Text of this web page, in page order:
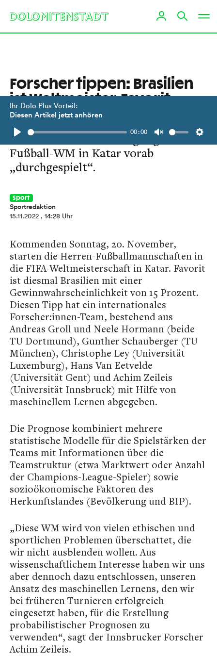
Ihr Dolo Plus Vorteil:
Diesen Artikel jetzt anhören
Play
00:00
Unmute
Forscher tippen: Brasilien
ist Weltmeister-Favorit
Ein internationales Forscherteam
mit Innsbrucker Beteiligung hat die
Fußball-WM in Katar vorab
„durchgespielt“.
Sport
Sportredaktion
15.11.2022 , 14:28 Uhr
Kommenden Sonntag, 20. November,
starten die Herren-Fußballmannschaften in
die FIFA-Weltmeisterschaft in Katar. Favorit
ist diesmal Brasilien mit einer
Gewinnwahrscheinlichkeit von 15 Prozent.
Diesen Tipp hat ein internationales
Forscher:innen-Team, bestehend aus
Andreas Groll und Neele Hormann (beide
TU Dortmund), Gunther Schauberger (TU
München), Christophe Ley (Universität
Luxemburg), Hans Van Eetvelde
(Universität Gent) und Achim Zeileis
(Universität Innsbruck) mit Hilfe von
maschinellem Lernen abgegeben.
Die Prognose kombiniert mehrere
statistische Modelle für die Spielstärken der
Teams mit Informationen über die
Teamstruktur (etwa Marktwert oder Anzahl
der Champions-League-Spieler) sowie
sozioökonomische Faktoren des
Herkunftslandes (Bevölkerung und BIP).
„Diese WM wird von vielen ethischen und
sportlichen Problemen überschattet, die
wir nicht ausblenden wollen. Aus
wissenschaftlichem Interesse haben wir uns
aber dennoch dazu entschlossen, unseren
Ansatz des maschinellen Lernens, den wir
bei früheren Turnieren erfolgreich
eingesetzt haben, für die Erstellung
probabilistischer Prognosen zu
verwenden“, sagt der Innsbrucker Forscher
Achim Zeileis.